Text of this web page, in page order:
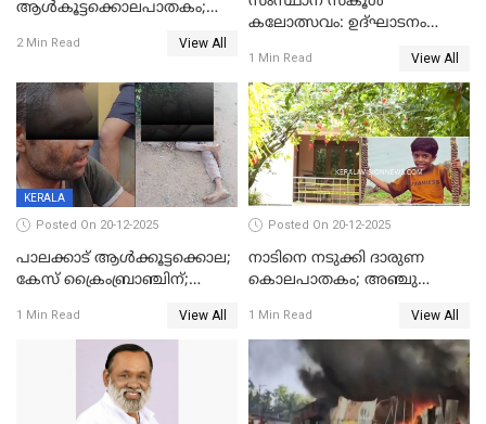
ആൾകൂട്ടക്കൊലപാതകം;
ഊർജ്ജിതമാക്കിമാക്കി
2 Min Read View All
കലോത്സവം: ഉദ്ഘാടനം
മുഖ്യാതിഥിയായി
മോഹൻലാൽ
1 Min Read View All
KERALA
Posted On 20-12-2025
പാലക്കാട് ആൾക്കൂട്ടക്കൊല;
കേസ് ക്രൈംബ്രാഞ്ചിന്;
അന്വേഷിക്കും
1 Min Read View All
Posted On 20-12-2025
നാടിനെ നടുക്കി ദാരുണ
കൊലപാതകം; അഞ്ചു
കഴുത്തുഞെരിച്ച് കൊന്നു
1 Min Read View All